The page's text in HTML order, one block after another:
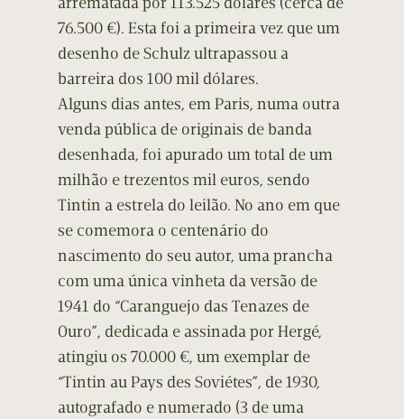
76.500 €). Esta foi a primeira vez que um
desenho de Schulz ultrapassou a
barreira dos 100 mil dólares.
Alguns dias antes, em Paris, numa outra
venda pública de originais de banda
desenhada, foi apurado um total de um
milhão e trezentos mil euros, sendo
Tintin a estrela do leilão. No ano em que
se comemora o centenário do
nascimento do seu autor, uma prancha
com uma única vinheta da versão de
1941 do “Caranguejo das Tenazes de
Ouro”, dedicada e assinada por Hergé,
atingiu os 70.000 €, um exemplar de
“Tintin au Pays des Soviétes”, de 1930,
autografado e numerado (3 de uma